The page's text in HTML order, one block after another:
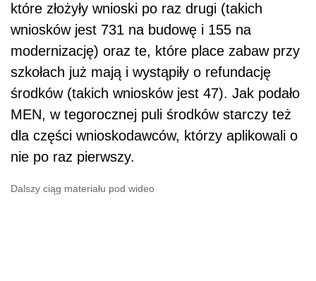
które złożyły wnioski po raz drugi (takich
wniosków jest 731 na budowę i 155 na
modernizację) oraz te, które place zabaw przy
szkołach już mają i wystąpiły o refundację
środków (takich wniosków jest 47). Jak podało
MEN, w tegorocznej puli środków starczy też
dla części wnioskodawców, którzy aplikowali o
nie po raz pierwszy.
Dalszy ciąg materiału pod wideo